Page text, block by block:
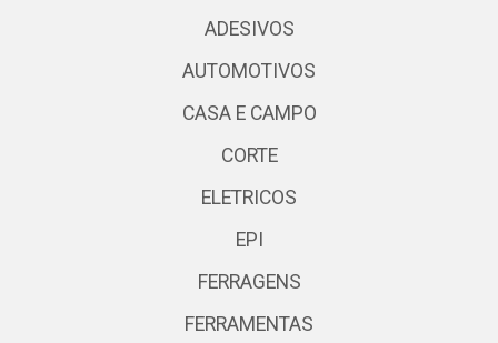
ADESIVOS
AUTOMOTIVOS
CASA E CAMPO
CORTE
ELETRICOS
EPI
FERRAGENS
FERRAMENTAS